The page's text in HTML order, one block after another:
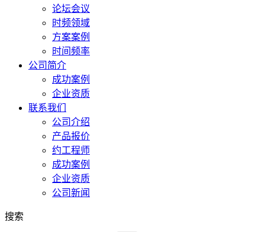
论坛会议
时频领域
方案案例
时间频率
公司简介
成功案例
企业资质
联系我们
公司介绍
产品报价
约工程师
成功案例
企业资质
公司新闻
搜索